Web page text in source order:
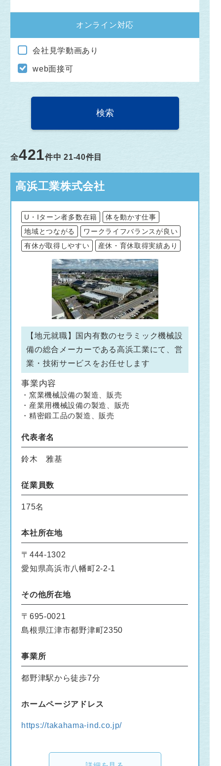
オンライン対応
会社見学動画あり
web面接可
全421件中21-40件目
高浜工業株式会社
U・Iターン者多数在籍
体を動かす仕事
地域とつながる
ワークライフバランスが良い
有休が取得しやすい
産休・育休取得実績あり
【地元就職】国内有数のセラミック機械設
備の総合メーカーである高浜工業にて、営
業・技術サービスをお任せします
事業内容
・窯業機械設備の製造、販売
・産業用機械設備の製造、販売
・精密鍛工品の製造、販売
代表者名
鈴木 雅基
従業員数
175名
本社所在地
〒444-1302
愛知県高浜市八幡町2-2-1
その他所在地
〒695-0021
島根県江津市都野津町2350
事業所
都野津駅から徒歩7分
ホームページアドレス
https://takahama-ind.co.jp/